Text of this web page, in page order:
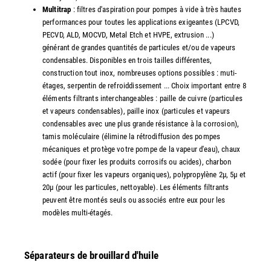
Multitrap : filtres d'aspiration pour pompes à vide à très hautes
performances pour toutes les applications exigeantes (LPCVD,
PECVD, ALD, MOCVD, Metal Etch et HVPE, extrusion ...)
générant de grandes quantités de particules et/ou de vapeurs
condensables. Disponibles en trois tailles différentes,
construction tout inox, nombreuses options possibles : muti-
étages, serpentin de refroiddissement ... Choix important entre 8
éléments filtrants interchangeables : paille de cuivre (particules
et vapeurs condensables), paille inox (particules et vapeurs
condensables avec une plus grande résistance à la corrosion),
tamis moléculaire (élimine la rétrodiffusion des pompes
mécaniques et protège votre pompe de la vapeur d'eau), chaux
sodée (pour fixer les produits corrosifs ou acides), charbon
actif (pour fixer les vapeurs organiques), polypropylène 2µ, 5µ et
20µ (pour les particules, nettoyable). Les éléments filtrants
peuvent être montés seuls ou associés entre eux pour les
modèles multi-étagés.
Séparateurs de brouillard d'huile